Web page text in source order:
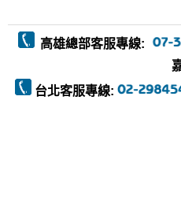
高雄總部客服專線:
台北客服專線: